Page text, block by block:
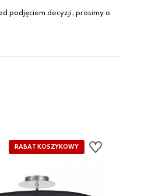
podjęciem decyzji, prosimy o